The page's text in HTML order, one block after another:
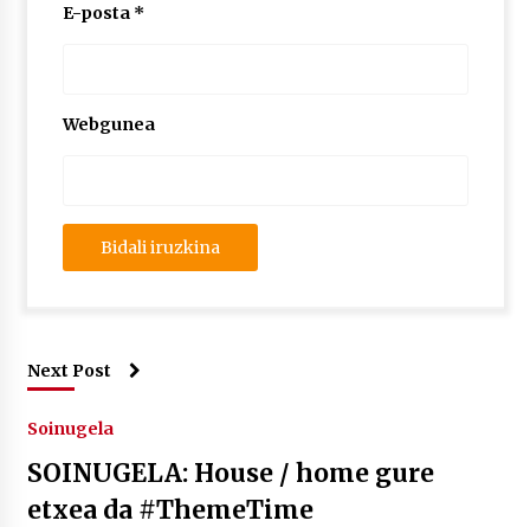
E-posta *
Webgunea
Next Post
Soinugela
SOINUGELA: House / home gure
etxea da #ThemeTime